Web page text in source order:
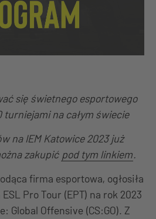
się świetnego esportowego
turniejami na całym świecie
na IEM Katowice 2023 już
zakupić pod tym linkiem.
firma esportowa, ogłosiła
Pro Tour (EPT) na rok 2023
Global Offensive (CS:GO). Z